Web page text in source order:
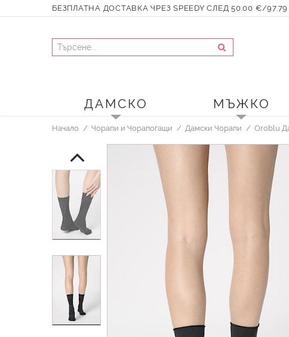
БЕЗПЛАТНА ДОСТАВКА ЧРЕЗ SPEEDY СЛЕД 50.00 €/97.79
ДАМСКО МЪЖКО
Начало Чорапи и Чорапогащи Дамски Чорапи Oroblu